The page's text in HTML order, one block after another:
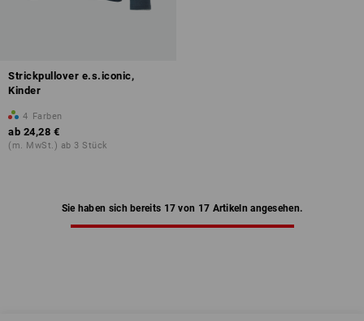
Strickpullover e.s.iconic,
Kinder
4 Farben
ab 24,28 €
(m. MwSt.) ab 3 Stück
Sie haben sich bereits 17 von 17 Artikeln angesehen.